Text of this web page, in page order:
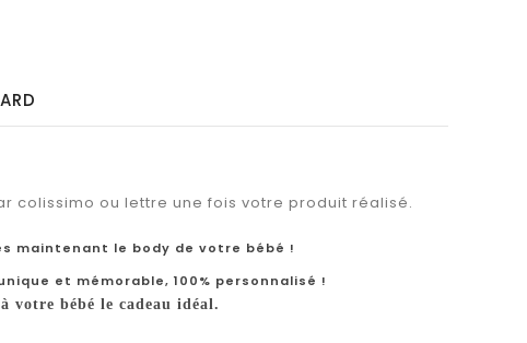
colissimo ou lettre une fois votre produit réalisé.
maintenant le body de votre bébé !
et mémorable, 100% personnalisé !
votre bébé le cadeau idéal.